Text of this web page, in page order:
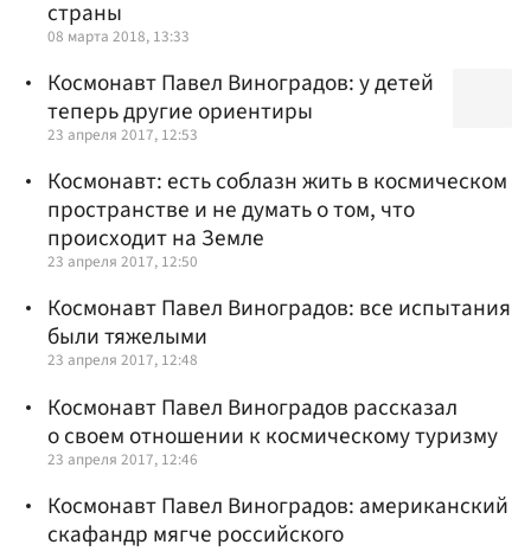
страны
08 марта 2018, 13:33
Космонавт Павел Виноградов: у детей
теперь другие ориентиры
23 апреля 2017, 12:53
Космонавт: есть соблазн жить в космическом
пространстве и не думать о том, что
происходит на Земле
23 апреля 2017, 12:50
Космонавт Павел Виноградов: все испытания
были тяжелыми
23 апреля 2017, 12:48
Космонавт Павел Виноградов рассказал
о своем отношении к космическому туризму
23 апреля 2017, 12:46
Космонавт Павел Виноградов: американский
скафандр мягче российского